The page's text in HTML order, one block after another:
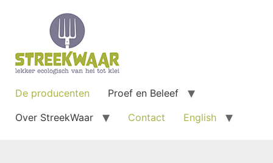
De producenten
Proef en Beleef
Over StreekWaar
Contact English